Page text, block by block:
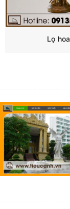
Lọ hoa